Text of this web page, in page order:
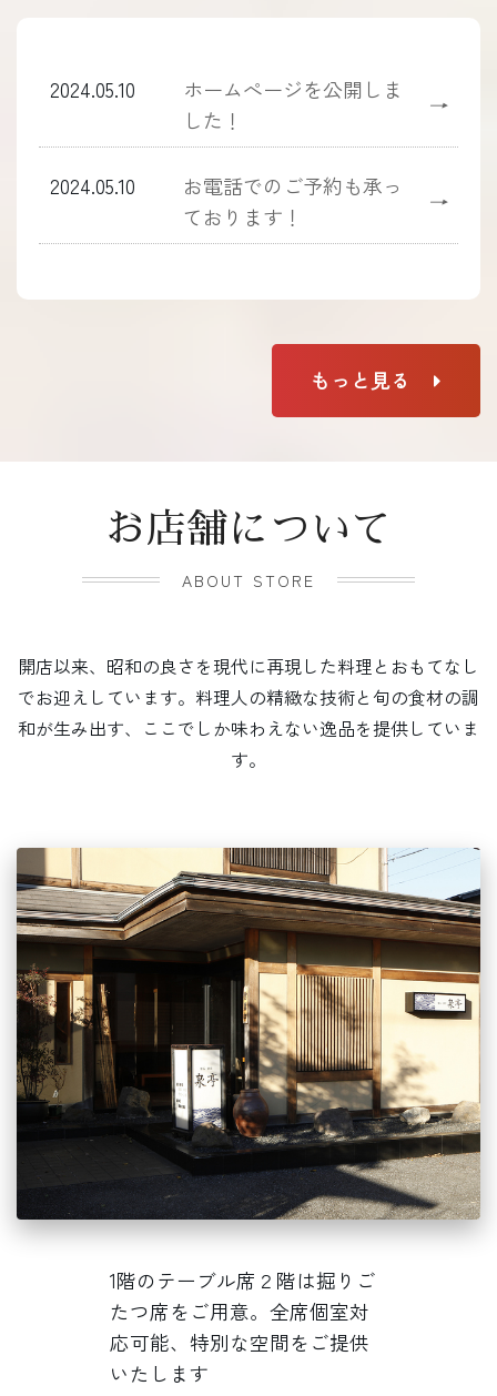
2024.05.10
ホームぺージを公開しま
した！
→
2024.05.10
お電話でのご予約も承っ
ております！
→
もっと見る
お店舗について
ABOUT STORE
開店以来、昭和の良さを現代に再現した料理とおもてなし
でお迎えしています。料理人の精緻な技術と旬の食材の調
和が生み出す、ここでしか味わえない逸品を提供していま
す。
1階のテーブル席２階は掘りご
たつ席をご用意。全席個室対
応可能、特別な空間をご提供
いたします